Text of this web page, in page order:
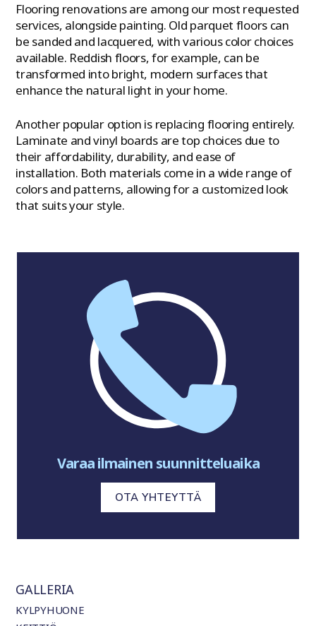
Flooring renovations are among our most requested
services, alongside painting. Old parquet floors can
be sanded and lacquered, with various color choices
available. Reddish floors, for example, can be
transformed into bright, modern surfaces that
enhance the natural light in your home.
Another popular option is replacing flooring entirely.
Laminate and vinyl boards are top choices due to
their affordability, durability, and ease of
installation. Both materials come in a wide range of
colors and patterns, allowing for a customized look
that suits your style.
Varaa ilmainen suunnitteluaika
OTA YHTEYTTÄ
GALLERIA
KYLPYHUONE